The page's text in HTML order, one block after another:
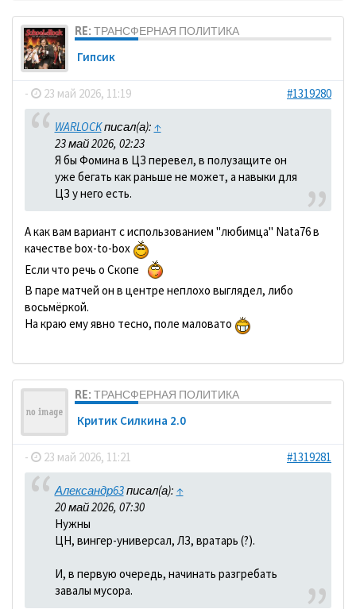
RE: ТРАНСФЕРНАЯ ПОЛИТИКА
Гипсик
- 23 май 2026, 11:19 #1319280
WARLOCKписал(а): ↑
23 май 2026, 02:23
Я бы Фомина в ЦЗ перевел, в полузащите он
уже бегать как раньше не может, а навыки для
ЦЗ у него есть.
А как вам вариант с использованием "любимца" Nata76 в
качестве box-to-box
Если что речь о Скопе
В паре матчей он в центре неплохо выглядел, либо
восьмёркой.
На краю ему явно тесно, поле маловато
RE: ТРАНСФЕРНАЯ ПОЛИТИКА
Критик Силкина 2.0
- 23 май 2026, 11:21 #1319281
Александр63писал(а): ↑
20 май 2026, 07:30
Нужны
ЦН, вингер-универсал, ЛЗ, вратарь (?).
И, в первую очередь, начинать разгребать
завалы мусора.